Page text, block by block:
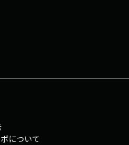
について